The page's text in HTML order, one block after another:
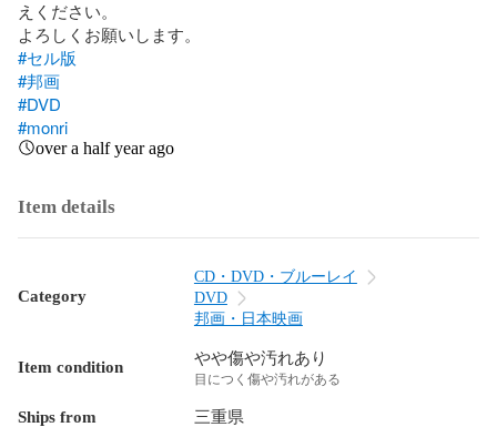
えください。
#セル版
#邦画
#DVD
#monri
over a half year ago
Item details
Category
CD・DVD・ブルーレイ
DVD
邦画・日本映画
Item condition やや傷や汚れあり
目につく傷や汚れがある
Ships from 三重県